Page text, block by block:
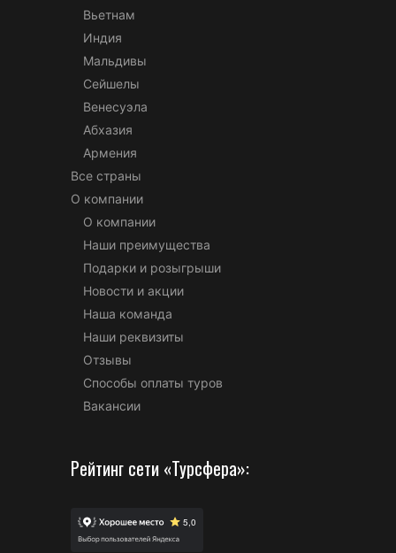
Вьетнам
Индия
Мальдивы
Сейшелы
Венесуэла
Абхазия
Армения
Все страны
О компании
О компании
Наши преимущества
Подарки и розыгрыши
Новости и акции
Наша команда
Наши реквизиты
Отзывы
Способы оплаты туров
Вакансии
Рейтинг сети «Турсфера»: